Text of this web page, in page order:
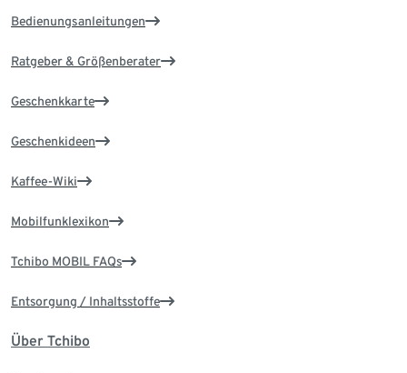
Bedienungsanleitungen
Ratgeber & Größenberater
Geschenkkarte
Geschenkideen
Kaffee-Wiki
Mobilfunklexikon
Tchibo MOBIL FAQs
Entsorgung / Inhaltsstoffe
Über Tchibo